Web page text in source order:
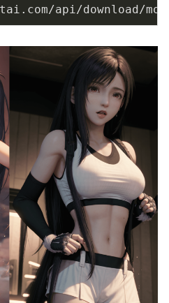
api/download/